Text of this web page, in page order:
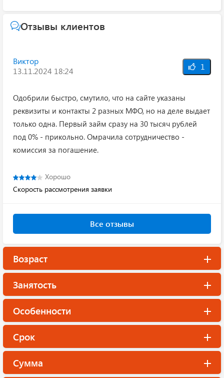
Отзывы клиентов
Виктор
13.11.2024 18:24
1
Одобрили быстро, смутило, что на сайте указаны
реквизиты и контакты 2 разных МФО, но на деле выдает
только одна. Первый займ сразу на 30 тысяч рублей
под 0% - прикольно. Омрачила сотрудничество -
комиссия за погашение.
Хорошо
Скорость рассмотрения заявки
Все отзывы
Возраст
Занятость
Особенности
Срок
Сумма